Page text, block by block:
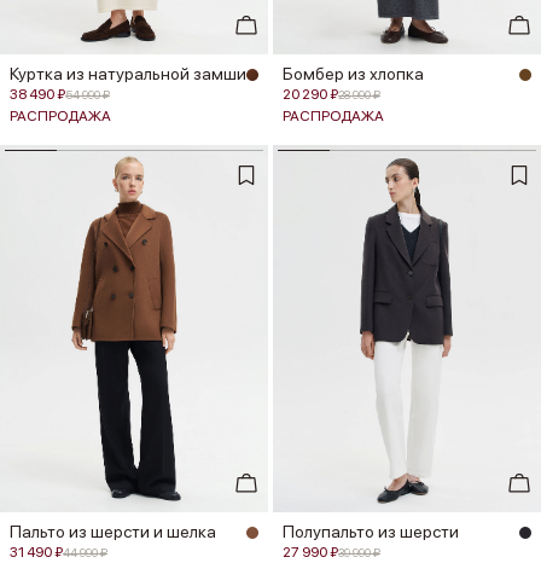
Куртка из натуральной замши
38 490 ₽54 990 ₽
РАСПРОДАЖА
Бомбер из хлопка
20 290 ₽28 990 ₽
РАСПРОДАЖА
Пальто из шерсти и шелка
31 490 ₽44 990 ₽
Полупальто из шерсти
27 990 ₽39 990 ₽